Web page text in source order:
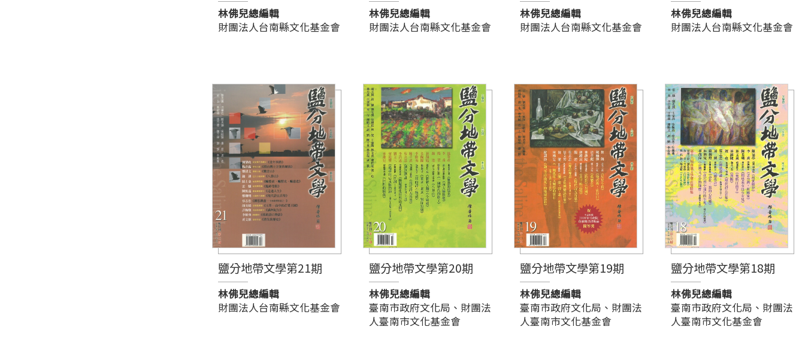
林佛兒總編輯
財團法人台南縣文化基金會
林佛兒總編輯
財團法人台南縣文化基金會
林佛兒總編輯
財團法人台南縣文化基金會
林佛兒總編輯
財團法人台南縣文化基金會
鹽分地帶文學第21期
林佛兒總編輯
財團法人台南縣文化基金會
鹽分地帶文學第20期
林佛兒總編輯
臺南市政府文化局、財團法
人臺南市文化基金會
鹽分地帶文學第19期
林佛兒總編輯
臺南市政府文化局、財團法
人臺南市文化基金會
鹽分地帶文學第18期
林佛兒總編輯
臺南市政府文化局、財團法
人臺南市文化基金會